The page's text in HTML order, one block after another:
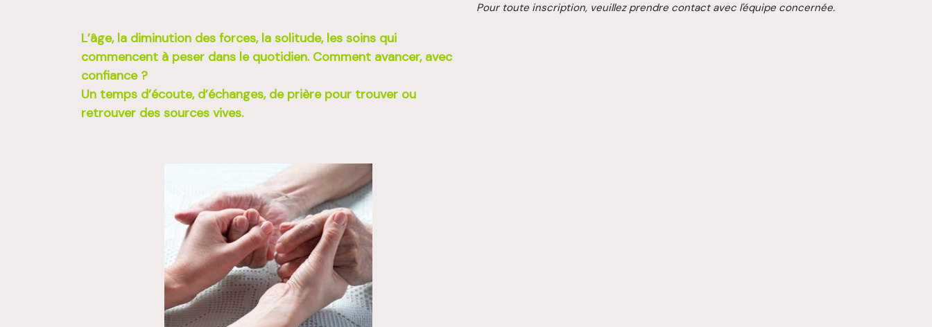
L’âge, la diminution des forces, la solitude, les soins qui
commencent à peser dans le quotidien. Comment avancer, avec
confiance ?
Un temps d’écoute, d’échanges, de prière pour trouver ou
retrouver des sources vives.
Pour toute inscription, veuillez prendre contact avec l'équipe concernée.